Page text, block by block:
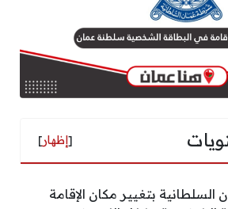
[إظهار]
بتغيير مكان الإقامة